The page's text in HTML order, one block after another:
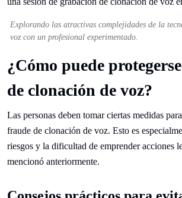
Explorando las atractivas complejidades de la
voz con un profesional experimentado.
¿Cómo puede
de clonación de voz?
Las personas deben tomar ciertas medidas
fraude de clonación de voz. Esto es
riesgos y la dificultad de emprender acciones
mencionó anteriormente.